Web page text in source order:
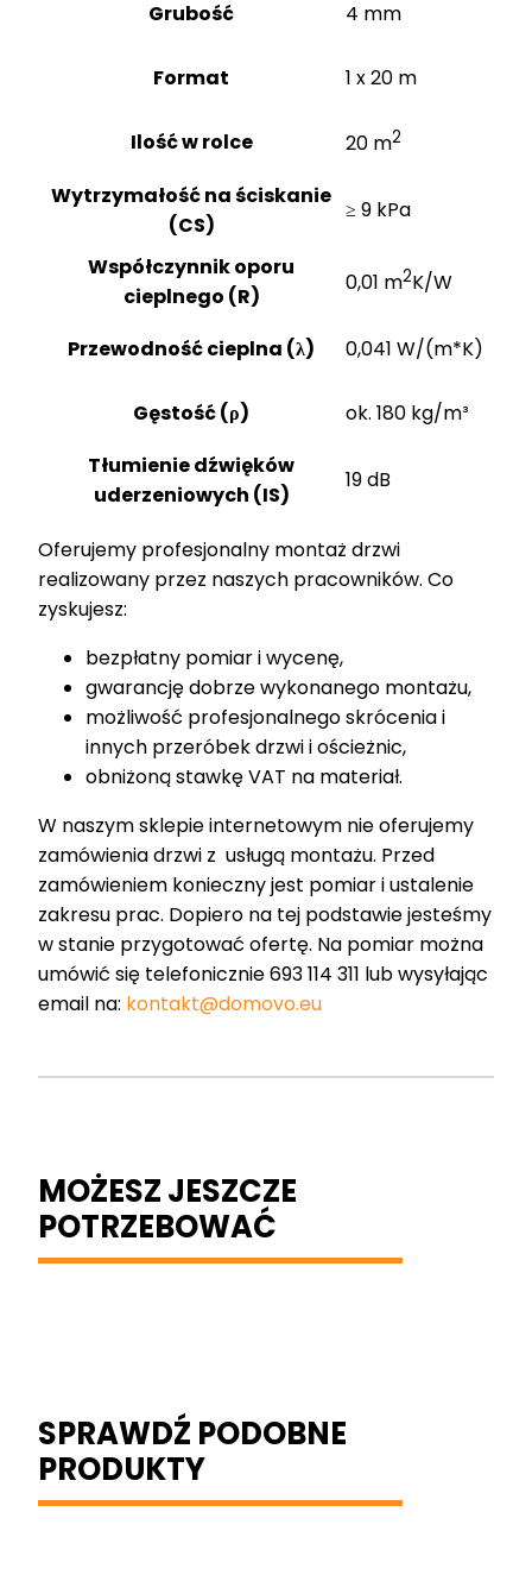
Grubość 4 mm
Format 1 x 20 m
Ilość w rolce 20 m2
Wytrzymałość na ściskanie
(CS)
≥ 9 kPa
Współczynnik oporu
cieplnego (R)
0,01 m2K/W
Przewodność cieplna (λ) 0,041 W/(m*K)
Gęstość (ρ)
ok. 180 kg/m³
Tłumienie dźwięków
uderzeniowych (IS)
19 dB
Oferujemy profesjonalny montaż drzwi
realizowany przez naszych pracowników. Co
zyskujesz:
bezpłatny pomiar i wycenę,
gwarancję dobrze wykonanego montażu,
możliwość profesjonalnego skrócenia i
innych przeróbek drzwi i ościeżnic,
obniżoną stawkę VAT na materiał.
W naszym sklepie internetowym nie oferujemy
zamówienia drzwi z usługą montażu. Przed
zamówieniem konieczny jest pomiar i ustalenie
zakresu prac. Dopiero na tej podstawie jesteśmy
w stanie przygotować ofertę. Na pomiar można
umówić się telefonicznie 693 114 311 lub wysyłając
email na: kontakt@domovo.eu
MOŻESZ JESZCZE
POTRZEBOWAĆ
SPRAWDŹ PODOBNE
PRODUKTY